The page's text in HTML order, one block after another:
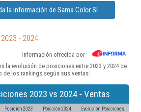
la información de Sama Color Sl
- 2024
Información ofrecida por
la evolución de posiciones entre 2023 y 2024 de
de los rankings según sus ventas:
2023 vs 2024 - Ventas
Posición 2023 Posición 2024 Evolución Posiciones